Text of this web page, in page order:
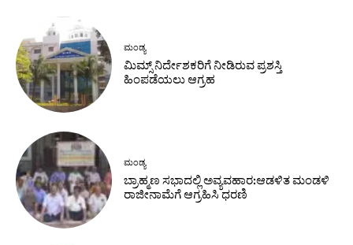
ಮಂಡ್ಯ
ಮಿಮ್ಸ್ ನಿರ್ದೇಶಕರಿಗೆ ನೀಡಿರುವ ಪ್ರಶಸ್ತಿ
ಹಿಂಪಡೆಯಲು ಆಗ್ರಹ
ಮಂಡ್ಯ
ಬ್ರಾಹ್ಮಣ ಸಭಾದಲ್ಲಿ ಅವ್ಯವಹಾರ:ಆಡಳಿತ ಮಂಡಳಿ
ರಾಜೀನಾಮೆಗೆ ಆಗ್ರಹಿಸಿ ಧರಣಿ